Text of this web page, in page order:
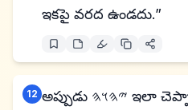
ఇకపై వరద ఉండదు.”
12 అప్పుడు 𐤉𐤄𐤅𐤄 ఇలా చెప్పాడు, “ఇది నా మరియు మీ